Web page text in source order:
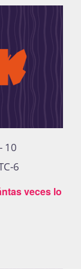
veces lo
- 10
6